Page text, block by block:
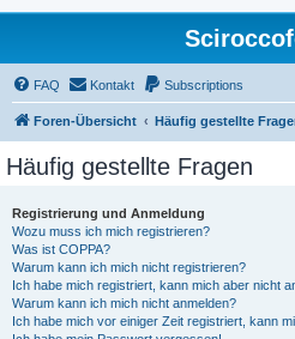
FAQ Kontakt Subscriptions
Foren-Übersicht Häufig gestellte
Häufig gestellte Fragen
Registrierung und Anmeldung
Wozu muss ich mich registrieren?
Was ist COPPA?
Warum kann ich mich nicht registrieren?
Ich habe mich registriert, kann mich aber nicht
Warum kann ich mich nicht anmelden?
Ich habe mich vor einiger Zeit registriert, kann